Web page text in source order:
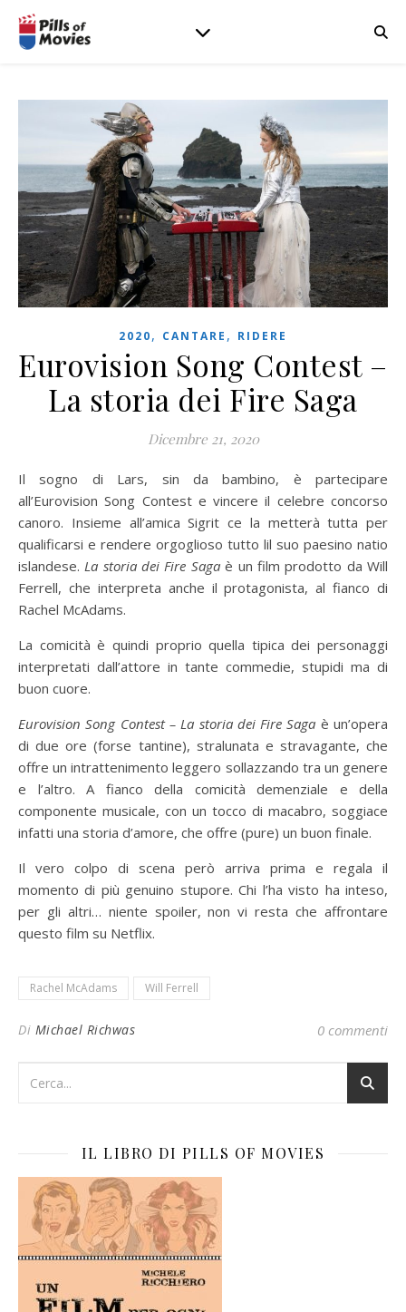
2020, CANTARE , RIDERE
Eurovision Song Contest –
La storia dei Fire Saga
Dicembre 21, 2020
Il sogno di Lars, sin da bambino, è partecipare
all’Eurovision Song Contest e vincere il celebre concorso
canoro. Insieme all’amica Sigrit ce la metterà tutta per
qualificarsi e rendere orgoglioso tutto lil suo paesino natio
islandese.La storia dei Fire Sagaè un film prodotto da Will
Ferrell, che interpreta anche il protagonista, al fianco di
Rachel McAdams.
La comicità è quindi proprio quella tipica dei personaggi
interpretati dall’attore in tante commedie, stupidi ma di
buon cuore.
Eurovision Song Contest – La storia dei Fire Saga è un’opera
di due ore (forse tantine), stralunata e stravagante, che
offre un intrattenimento leggero sollazzando tra un genere
e l’altro. A fianco della comicità demenziale e della
componente musicale, con un tocco di macabro, soggiace
infatti una storia d’amore, che offre (pure) un buon finale.
Il vero colpo di scena però arriva prima e regala il
momento di più genuino stupore. Chi l’ha visto ha inteso,
per gli altri… niente spoiler, non vi resta che affrontare
questo film su Netflix.
Rachel McAdams Will Ferrell
Di Michael Richwas 0 commenti
IL LIBRO DI PILLS OF MOVIES